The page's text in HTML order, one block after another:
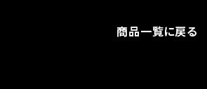
商品一覧に戻る